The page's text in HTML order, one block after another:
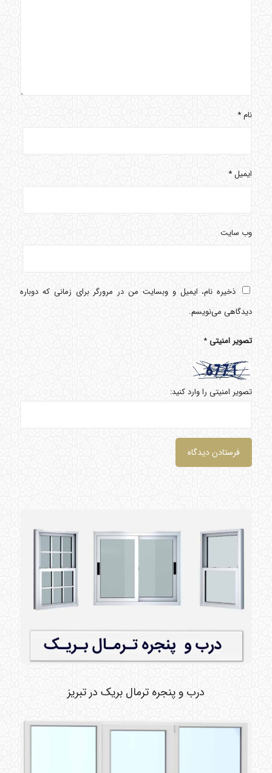
نام*
ایمیل*
وب‌ سایت
ذخیره نام، ایمیل و وبسایت من در مرورگر برای زمانی که دوباره
دیدگاهی می‌نویسم.
تصویر امنیتی *
تصویر امنیتی را وارد کنید:
درب و پنجره ترمال بریک در تبریز